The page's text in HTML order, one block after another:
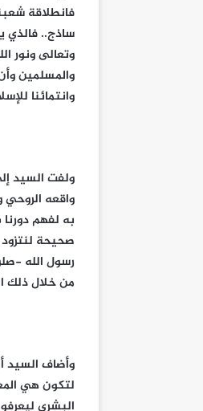
فانطلاقة
ساذج.. فالذي
وتعالى ونور
والمسلمين
وانتمائنا
ولفت السيد
واقعه
به لفهم
صحيحة
رسول الله -
من خلال ذلك
وأضاف السيد
لتكون هي
البشري